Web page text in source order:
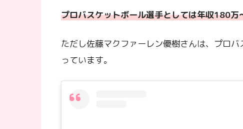
プロバスケットボール選手としては年収180
ただし佐藤マクファーレン優樹さんは、プロ
っています。